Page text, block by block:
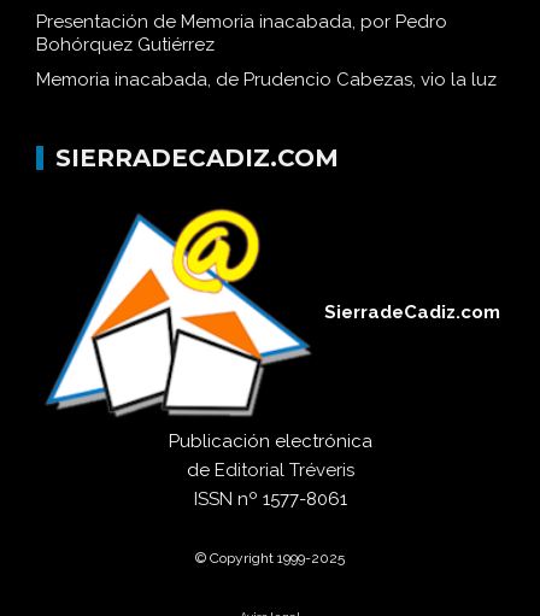
Presentación de Memoria inacabada, por Pedro
Bohórquez Gutiérrez
Memoria inacabada, de Prudencio Cabezas, vio la luz
SIERRADECADIZ.COM
SierradeCadiz.com
Publicación electrónica
de Editorial Tréveris
ISSN nº 1577-8061
© Copyright 1999-2025